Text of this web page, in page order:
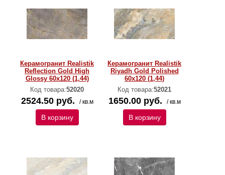
Керамогранит Realistik
Reflection Gold High
Glossy 60x120 (1,44)
Код товара:52020
2524.50 руб. / кв.м
В корзину
Керамогранит Realistik
Riyadh Gold Polished
60x120 (1,44)
Код товара:52021
1650.00 руб. / кв.м
В корзину